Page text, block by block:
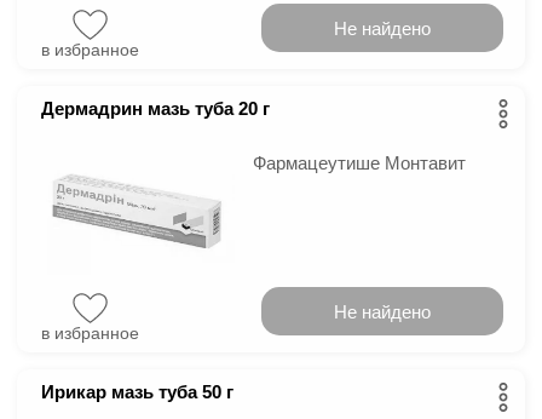
в избранное
Не найдено
Дермадрин мазь туба 20 г
Фармацеутише Монтавит
в избранное
Не найдено
Ирикар мазь туба 50 г